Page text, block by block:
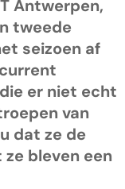
Antwerpen,
tweede
seizoen af
er niet echt
van
dat ze de
bleven een